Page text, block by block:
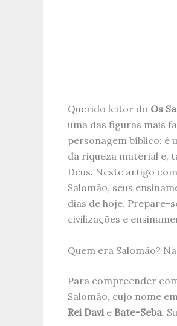
Querido leitor do Os
uma das figuras mais
personagem bíblico: é
da riqueza material e,
Deus. Neste artigo
Salomão, seus
dias de hoje.
civilizações e
Quem era Salomão?
Para compreender
Salomão, cujo nome
Rei Davie Bate-Seba.